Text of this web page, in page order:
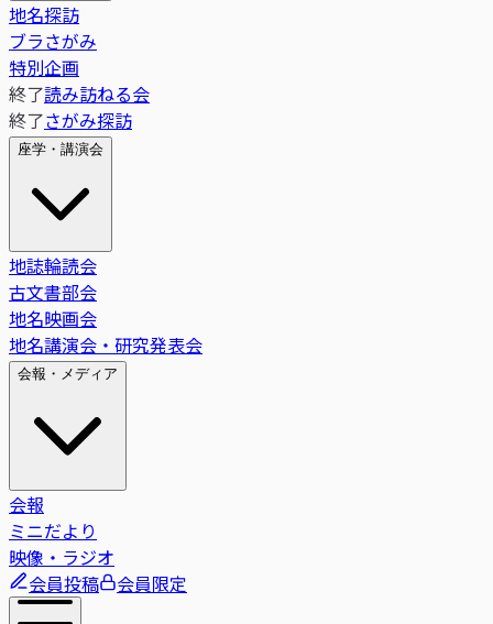
地名探訪
ブラさがみ
特別企画
終了読み訪ねる会
終了さがみ探訪
座学・講演会
地誌輪読会
古文書部会
地名映画会
地名講演会・研究発表会
会報・メディア
会報
ミニだより
映像・ラジオ
会員投稿
会員限定